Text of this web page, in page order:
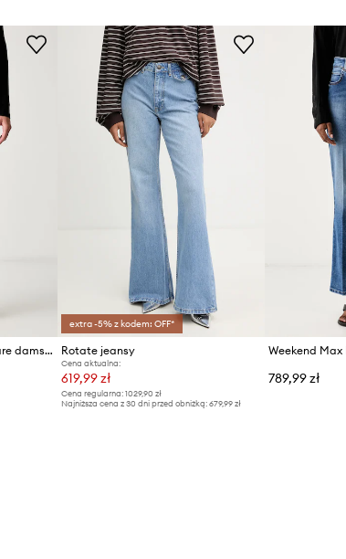
ID Produktu
Elisabetta Franchi jeansy flare damskie
extra -5% z kodem: OFF*
Rotate jeansy
Cena aktualna:
619,99 zł
Cena regularna: 1029,90 zł
Najniższa cena z 30 dni przed obniżką: 679,99 zł
789,99 zł